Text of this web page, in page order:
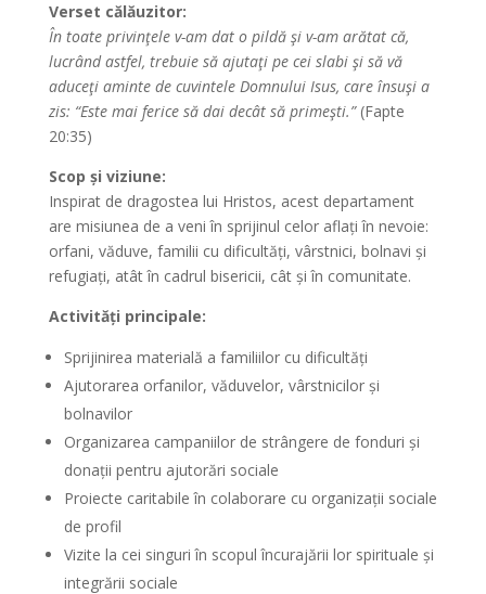
Verset călăuzitor:
În toate privinţele v-am dat o pildă şi v-am arătat că,
lucrând astfel, trebuie să ajutaţi pe cei slabi şi să vă
aduceţi aminte de cuvintele Domnului Isus, care însuşi a
zis: “Este mai ferice să dai decât să primeşti.”(Fapte
20:35)
Scop și viziune:
Inspirat de dragostea lui Hristos, acest departament
are misiunea de a veni în sprijinul celor aflați în nevoie:
orfani, văduve, familii cu dificultăți, vârstnici, bolnavi și
refugiați, atât în cadrul bisericii, cât și în comunitate.
Activități principale:
Sprijinirea materială a familiilor cu dificultăți
Ajutorarea orfanilor, văduvelor, vârstnicilor și
bolnavilor
Organizarea campaniilor de strângere de fonduri și
donații pentru ajutorări sociale
Proiecte caritabile în colaborare cu organizații sociale
de profil
Vizite la cei singuri în scopul încurajării lor spirituale și
integrării sociale